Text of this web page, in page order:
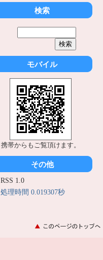
検索
モバイル
携帯からもご覧頂けます。
その他
RSS 1.0
処理時間 0.019307秒